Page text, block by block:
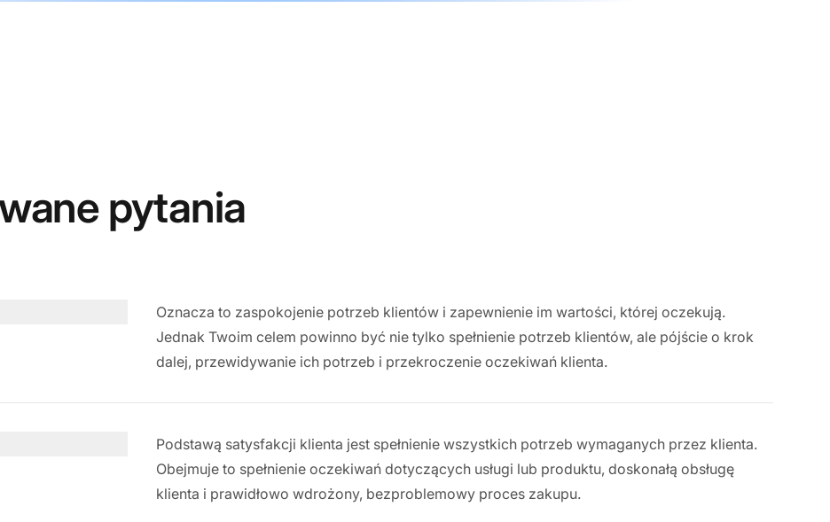
pytania
Oznacza to zaspokojenie potrzeb klientów i zapewnienie im wartości, której oczekują.
Jednak Twoim celem powinno być nie tylko spełnienie potrzeb klientów, ale pójście o krok
dalej, przewidywanie ich potrzeb i przekroczenie oczekiwań klienta.
Podstawą satysfakcji klienta jest spełnienie wszystkich potrzeb wymaganych przez klienta.
Obejmuje to spełnienie oczekiwań dotyczących usługi lub produktu, doskonałą obsługę
klienta i prawidłowo wdrożony, bezproblemowy proces zakupu.